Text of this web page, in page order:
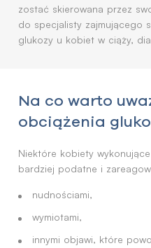
zostać skierowana przez
do specjalisty zajmującego
glukozy u kobiet w ciąży,
Na co warto
obciążenia
Niektóre kobiety
bardziej podatne i
nudnościami,
wymiotami,
innymi objawi, które